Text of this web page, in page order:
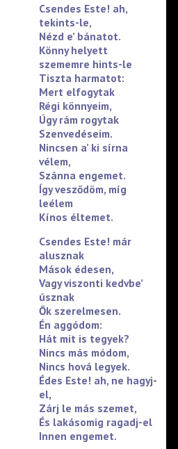
Csendes Este! ah,
tekints-le,
Nézd e’ bánatot.
Könny helyett
szememre hints-le
Tiszta harmatot:
Mert elfogytak
Régi könnyeim,
Úgy rám rogytak
Szenvedéseim.
Nincsen a’ ki sírna
vélem,
Szánna engemet.
Így vesződöm, míg
leélem
Kínos éltemet.
Csendes Este! már
alusznak
Mások édesen,
Vagy viszonti kedvbe’
úsznak
Ők szerelmesen.
Én aggódom:
Hát mit is tegyek?
Nincs más módom,
Nincs hová legyek.
Édes Este! ah, ne hagyj-
el,
Zárj le más szemet,
És lakásomig ragadj-el
Innen engemet.